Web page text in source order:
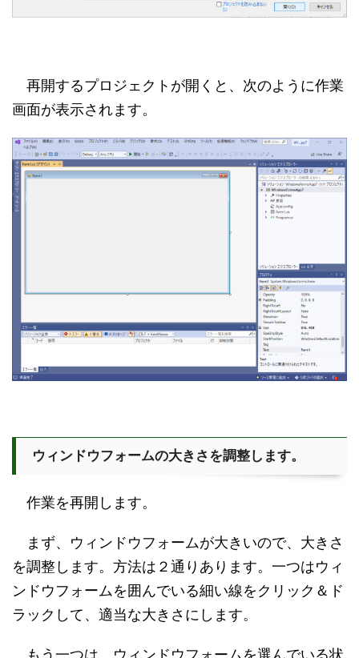
再開するプロジェクトが開くと、次のように作業
画面が表示されます。
ウィンドウフォームの大きさを調整します。
作業を再開します。
まず、ウィンドウフォームが大きいので、大きさ
を調整します。方法は２通りあります。一つはウィ
ンドウフォームを囲んでいる細い線をクリック＆ド
ラックして、適当な大きさにします。
もう一つは、ウィンドウフォームを選んでいる状